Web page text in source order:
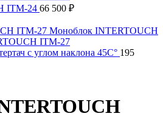
ITM-24 66 500 ₽
с углом наклона 45С° 195